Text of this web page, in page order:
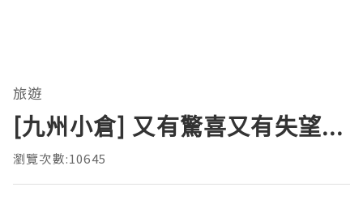
旅遊
[九州小倉] 又有驚喜又有失望...
瀏覽次數:10645